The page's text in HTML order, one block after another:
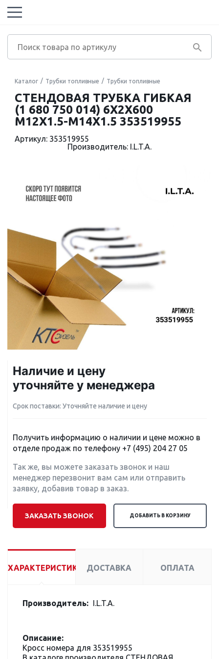
Каталог Трубки топливные Трубки топливные
СТЕНДОВАЯ ТРУБКА ГИБКАЯ
(1 680 750 014) 6X2X600
M12X1.5-M14X1.5 353519955
Артикул: 353519955
Производитель: I.L.T.A.
Наличие и цену
уточняйте у менеджера
Срок поставки: Уточняйте наличие и цену
Получить информацию о наличии и цене можно в
отделе продаж по телефону +7 (495) 204 27 05
Так же, вы можете заказать звонок и наш
менеджер перезвонит вам сам или отправить
заявку, добавив товар в заказ.
ЗАКАЗАТЬ ЗВОНОК ДОБАВИТЬ В КОРЗИНУ
ХАРАКТЕРИСТИКИ ДОСТАВКА ОПЛАТА
Производитель: I.L.T.A.
Описание:
Кросс номера для 353519955